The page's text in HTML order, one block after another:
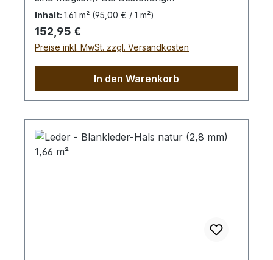
von diesem Stück erhalten Sie ein
1,61 m² großes Leder. Das Kernstück ist
140 cm x 60 cm groß (siehe Foto 4).
Inhalt: 1.61 m² (95,00 € / 1 m²)
Regulärer Preis:
152,95 €
Preise inkl. MwSt. zzgl. Versandkosten
In den Warenkorb